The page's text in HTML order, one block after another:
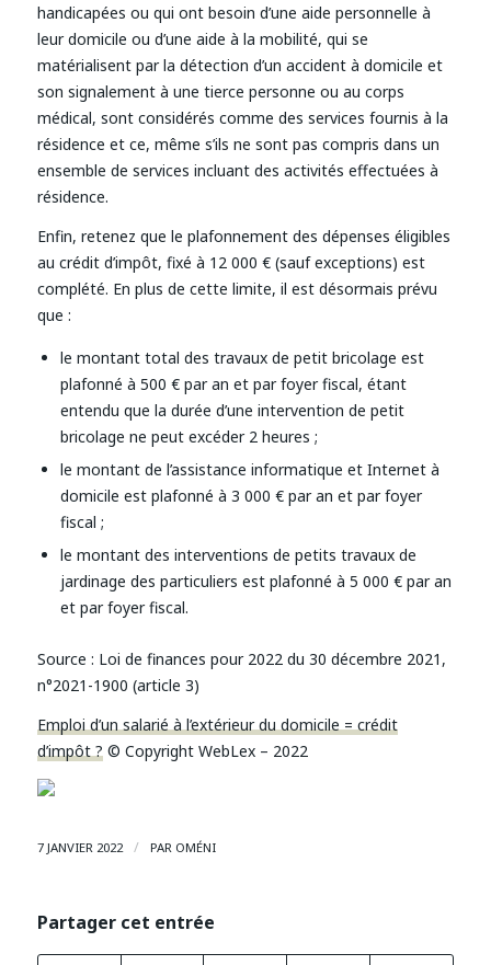
handicapées ou qui ont besoin d’une aide personnelle à
leur domicile ou d’une aide à la mobilité, qui se
matérialisent par la détection d’un accident à domicile et
son signalement à une tierce personne ou au corps
médical, sont considérés comme des services fournis à la
résidence et ce, même s’ils ne sont pas compris dans un
ensemble de services incluant des activités effectuées à
résidence.
Enfin, retenez que le plafonnement des dépenses éligibles
au crédit d’impôt, fixé à 12 000 € (sauf exceptions) est
complété. En plus de cette limite, il est désormais prévu
que :
le montant total des travaux de petit bricolage est
plafonné à 500 € par an et par foyer fiscal, étant
entendu que la durée d’une intervention de petit
bricolage ne peut excéder 2 heures ;
le montant de l’assistance informatique et Internet à
domicile est plafonné à 3 000 € par an et par foyer
fiscal ;
le montant des interventions de petits travaux de
jardinage des particuliers est plafonné à 5 000 € par an
et par foyer fiscal.
Source : Loi de finances pour 2022 du 30 décembre 2021,
n°2021-1900 (article 3)
Emploi d’un salarié à l’extérieur du domicile = crédit
d’impôt ? © Copyright WebLex – 2022
7 JANVIER 2022 / PAR OMÉNI
Partager cet entrée